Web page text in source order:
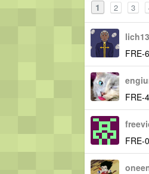
1 2 3
lich13
FRE-
FRE-
FRE-